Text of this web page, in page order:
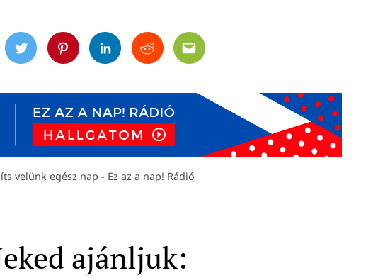
TwitterPinterestLinkedinRedditEmail
velünk egész nap - Ez az a nap! Rádió
ajánljuk: